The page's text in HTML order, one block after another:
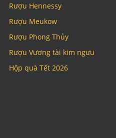
Rượu Hennessy
Rượu Meukow
Rượu Phong Thủy
Rượu Vương tài kim ngưu
Hộp quà Tết 2026